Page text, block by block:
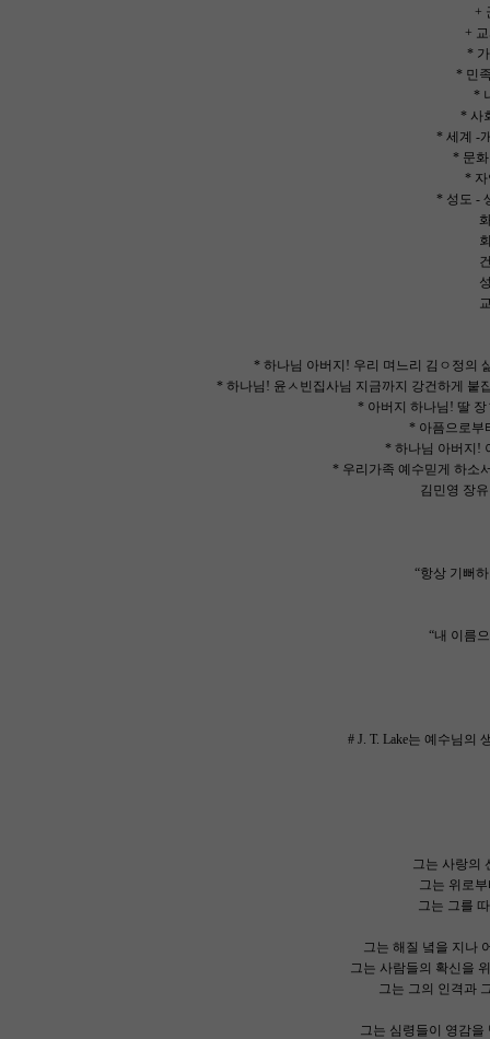
+
+
*
* 민
*
* 사
* 세계 -
* 문
*
* 성도 -
화평
회개
건강
성장
교제
* 하나님 아버지! 우리 며느리 김ㅇ정의
* 하나님! 윤ㅅ빈집사님 지금까지 강건하게 붙
* 아버지 하나님! 딸
* 아픔으로부
* 하나님 아버지!
* 우리가족 예수믿게 하소
김민영 장유진 장
“항상 기뻐
“내 이름
# J. T. Lake는 예수님
그는 사랑의
그는 위로
그는 그를
그는 해질 녘을 지나
그는 사람들의 확신을
그는 그의 인격과
그는 심령들이 영감을